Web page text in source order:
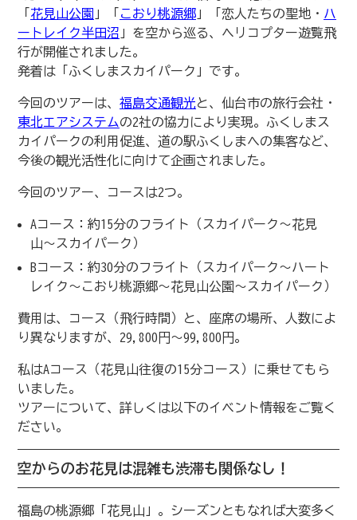
花見山公園 」「 こおり桃源郷 」「恋人たちの聖地・ ハ
ートレイク半田沼 」を空から巡る、ヘリコプター遊覧飛
行が開催されました。
発着は「ふくしまスカイパーク」です。
今回のツアーは、 福島交通観光と、仙台市の旅行会社・
東北エアシステムの2社の協力により実現。ふくしまス
カイパークの利用促進、道の駅ふくしまへの集客など、
今後の観光活性化に向けて企画されました。
今回のツアー、コースは2つ。
Aコース：約15分のフライト（スカイパーク〜花見
山〜スカイパーク）
Bコース：約30分のフライト（スカイパーク〜ハート
レイク〜こおり桃源郷〜花見山公園〜スカイパーク）
費用は、コース（飛行時間）と、座席の場所、人数によ
り異なりますが、29,800円〜99,800円。
私はAコース（花見山往復の15分コース）に乗せてもら
いました。
ツアーについて、詳しくは以下のイベント情報をご覧く
ださい。
空からのお花見は混雑も渋滞も関係なし！
福島の桃源郷「花見山」。シーズンともなれば大変多く